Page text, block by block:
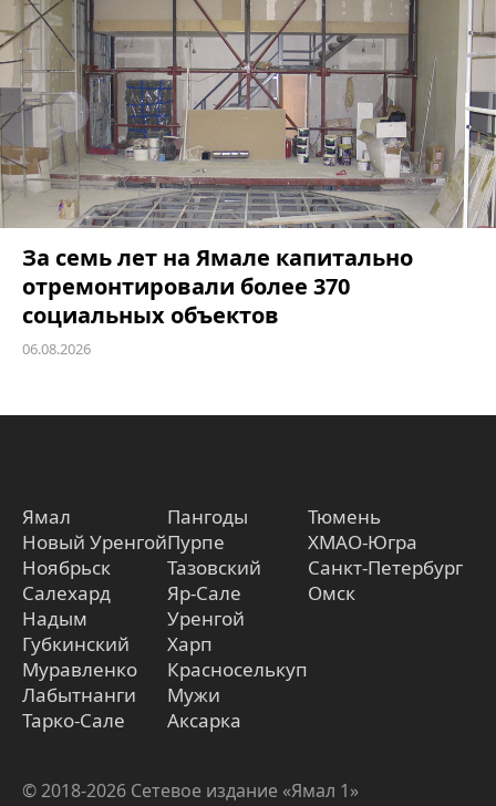
За семь лет на Ямале капитально
отремонтировали более 370
социальных объектов
06.08.2026
Ямал
Новый Уренгой
Ноябрьск
Салехард
Надым
Губкинский
Муравленко
Лабытнанги
Тарко-Сале
Пангоды
Пурпе
Тазовский
Яр-Сале
Уренгой
Харп
Красноселькуп
Мужи
Аксарка
Тюмень
ХМАО-Югра
Санкт-Петербург
Омск
© 2018-2026 Сетевое издание «Ямал 1»